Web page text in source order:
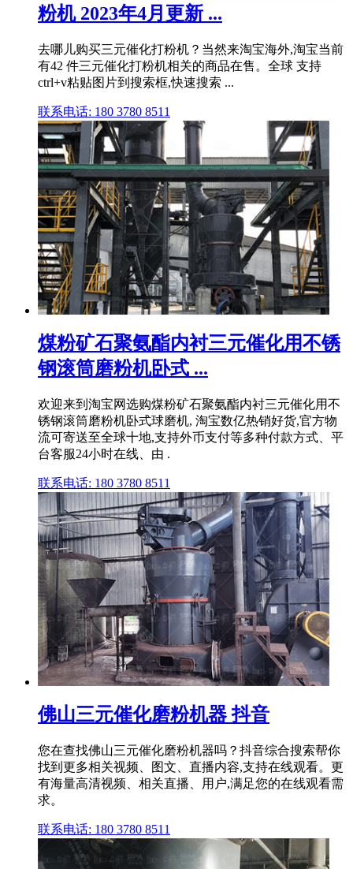
粉机 2023年4月更新 ...
去哪儿购买三元催化打粉机？当然来淘宝海外,淘宝当前
有42 件三元催化打粉机相关的商品在售。全球 支持
ctrl+v粘贴图片到搜索框,快速搜索 ...
联系电话: 180 3780 8511
煤粉矿石聚氨酯内衬三元催化用不锈
钢滚筒磨粉机卧式 ...
欢迎来到淘宝网选购煤粉矿石聚氨酯内衬三元催化用不
锈钢滚筒磨粉机卧式球磨机, 淘宝数亿热销好货,官方物
流可寄送至全球十地,支持外币支付等多种付款方式、平
台客服24小时在线、由 .
联系电话: 180 3780 8511
佛山三元催化磨粉机器 抖音
您在查找佛山三元催化磨粉机器吗？抖音综合搜索帮你
找到更多相关视频、图文、直播内容,支持在线观看。更
有海量高清视频、相关直播、用户,满足您的在线观看需
求。
联系电话: 180 3780 8511